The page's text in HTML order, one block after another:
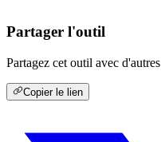
Partager l'outil
Partagez cet outil avec d'autres
Copier le lien